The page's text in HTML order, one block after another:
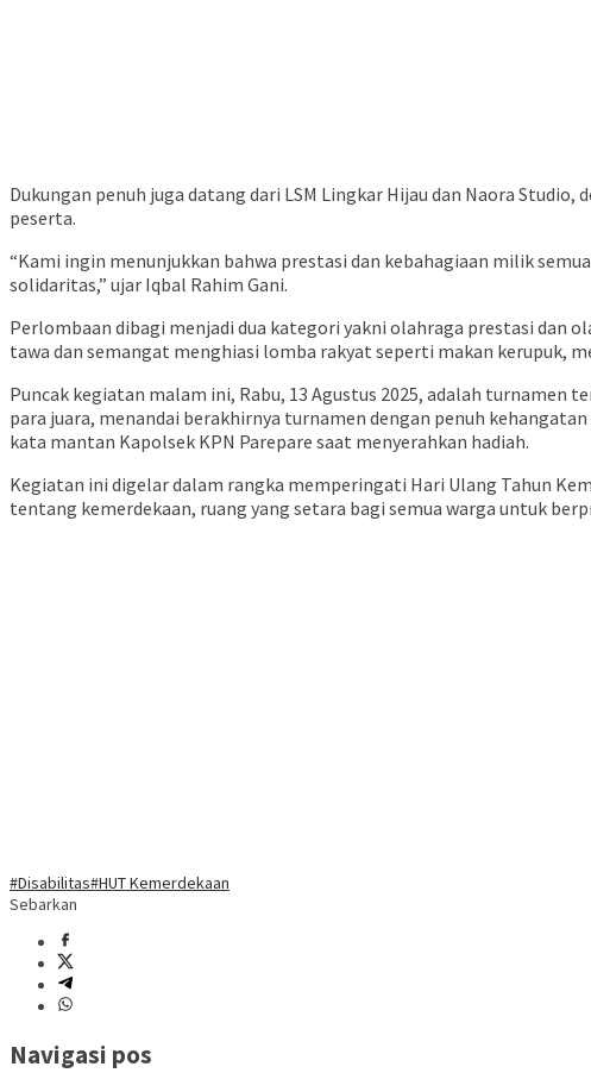
Dukungan penuh juga datang dari LSM Lingkar Hijau dan Naora
peserta.
“Kami ingin menunjukkan bahwa prestasi dan kebahagiaan milik
solidaritas,” ujar Iqbal Rahim Gani.
Perlombaan dibagi menjadi dua kategori yakni olahraga prestasi dan
tawa dan semangat menghiasi lomba rakyat seperti makan kerupuk,
Puncak kegiatan malam ini, Rabu, 13 Agustus 2025, adalah turnamen
para juara, menandai berakhirnya turnamen dengan penuh
kata mantan Kapolsek KPN Parepare saat menyerahkan hadiah.
Kegiatan ini digelar dalam rangka memperingati Hari Ulang Tahun
tentang kemerdekaan, ruang yang setara bagi semua warga untuk
#Disabilitas#HUT Kemerdekaan
Sebarkan
Navigasi pos